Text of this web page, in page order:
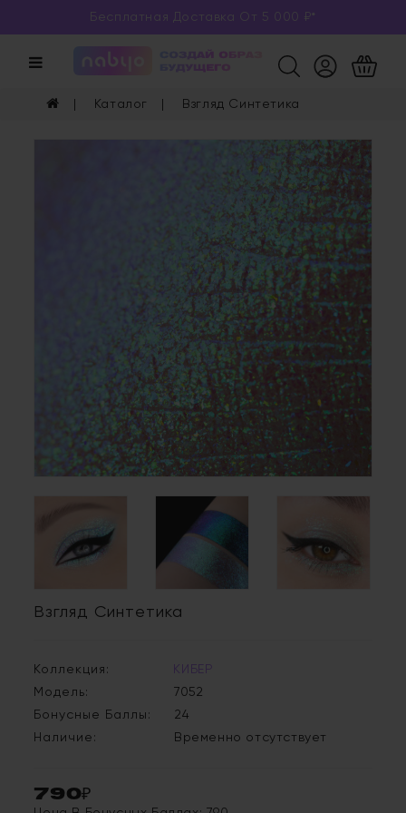
Бесплатная Доставка От 5 000 ₽*
Каталог Взгляд Синтетика
Взгляд Синтетика
Коллекция:
КИБЕР
Модель:
7052
Бонусные Баллы:
24
Наличие:
Временно отсутствует
790₽